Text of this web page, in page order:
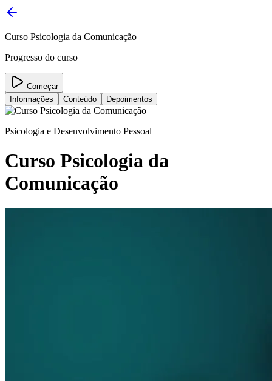
Curso Psicologia da Comunicação
Progresso do curso
Começar
Informações
Conteúdo Depoimentos
Psicologia e Desenvolvimento Pessoal
Curso Psicologia da
Comunicação